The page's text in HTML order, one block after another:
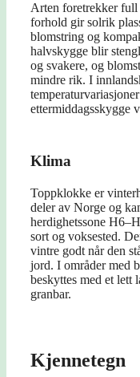
Arten foretrekker full
forhold gir solrik
blomstring og
halvskygge blir
og svakere, og
mindre rik. I
ettermiddagsskygge
Klima
Toppklokke er
deler av Norge og
herdighetssone
sort og voksested.
vintre godt når den
jord. I områder med
beskyttes med et lett
granbar.
Kjennetegn